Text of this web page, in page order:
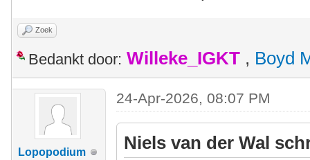
Zoek
Bedankt door: Willeke_IGKT , Boyd
Lopopodium
24-Apr-2026, 08:07 PM
Niels van der Wal